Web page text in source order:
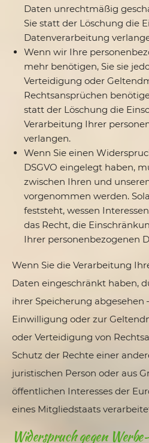
Daten unrechtmäßig
Sie statt der Löschung die
Datenverarbeitung
Wenn wir Ihre
mehr benötigen, Sie sie
Verteidigung oder
Rechtsansprüchen
statt der Löschung die
Verarbeitung Ihrer
verlangen.
Wenn Sie einen
DSGVO eingelegt haben,
zwischen Ihren und
vorgenommen werden.
feststeht, wessen
das Recht, die
Ihrer personenbezogenen
Wenn Sie die Verarbeitung
Daten eingeschränkt haben,
ihrer Speicherung abgesehen
Einwilligung oder zur
oder Verteidigung von
Schutz der Rechte einer
juristischen Person oder aus
öffentlichen Interesses der
eines Mitgliedstaats
Widerspruch gegen